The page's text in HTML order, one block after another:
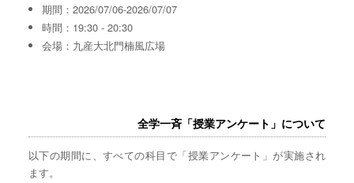
期間：2026/07/06-2026/07/07
時間：19:30 - 20:30
会場：九産大北門楠風広場
全学一斉「授業アンケート」について
以下の期間に、すべての科目で「授業アンケート」が実施され
ます。